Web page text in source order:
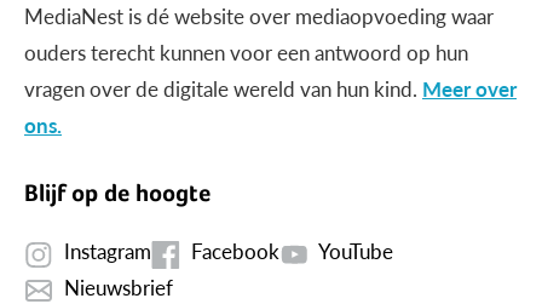
MediaNest is dé website over mediaopvoeding waar
ouders terecht kunnen voor een antwoord op hun
vragen over de digitale wereld van hun kind. Meer over
ons.
Blijf op de hoogte
Instagram Facebook
YouTube
Nieuwsbrief